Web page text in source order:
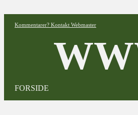
Kommentarer? Kontakt Webmaster
FORSIDE